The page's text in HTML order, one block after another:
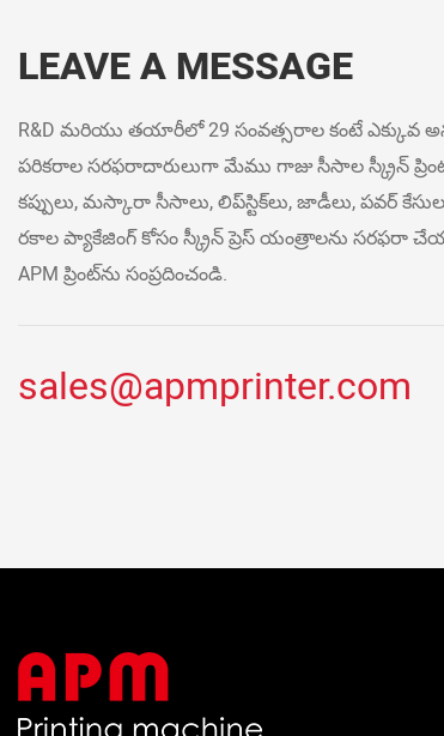
LEAVE A MESSAGE
R&D మరియు తయారీలో 29 సంవత్సరాల కంటే ఎక్కువ
పరికరాల సరఫరాదారులుగా మేము గాజు సీసాల స్క్రీన్
కప్పులు, మస్కారా సీసాలు, లిప్‌స్టిక్‌లు, జాడీలు, పవర్
రకాల ప్యాకేజింగ్ కోసం స్క్రీన్ ప్రెస్ యంత్రాలను సరఫరా
APM ప్రింట్‌ను సంప్రదించండి.
sales@apmprinter.com